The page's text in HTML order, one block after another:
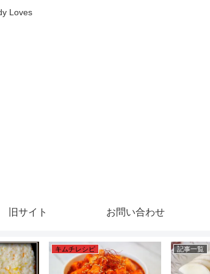
Loves
旧サイト お問い合わせ
キムチレシピ 記事一覧